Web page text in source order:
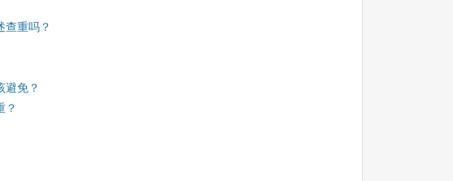
查重吗？
避免？
？